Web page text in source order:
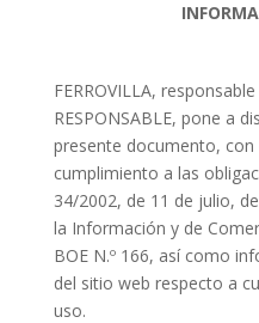
FERROVILLA,
RESPONSABLE, pone a
presente documento,
cumplimiento a las
34/2002, de 11 de julio,
la Información y de
BOE N.º 166, así como
del sitio web respecto a
uso.